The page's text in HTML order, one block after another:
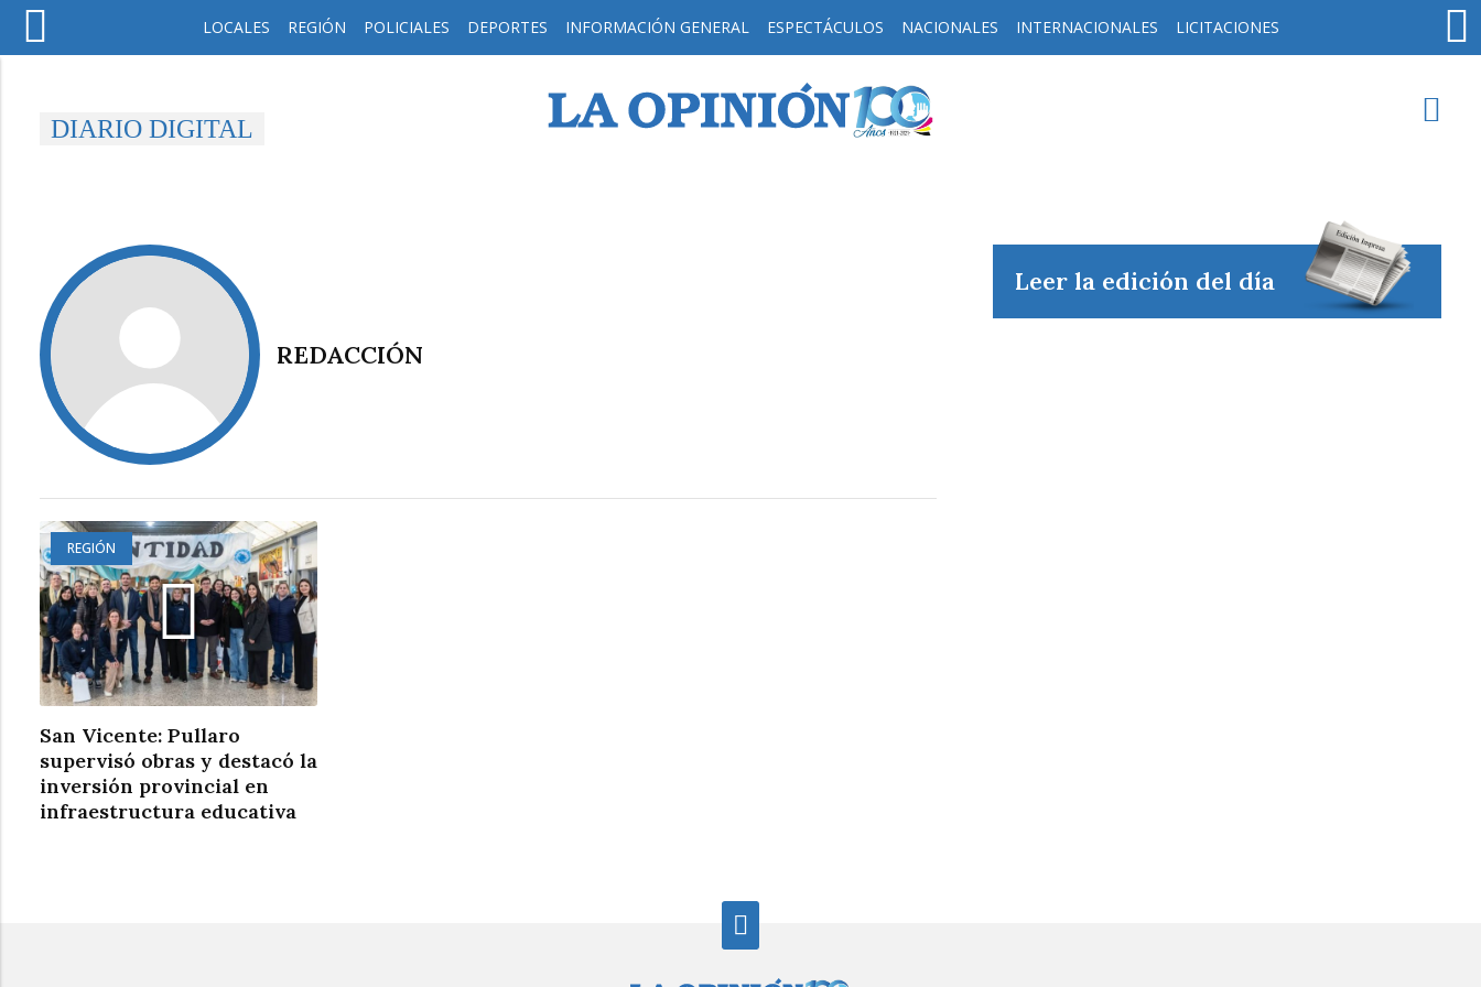
LOCALES REGIÓN POLICIALES DEPORTES INFORMACIÓN GENERAL ESPECTÁCULOS NACIONALES INTERNACIONALES LICITACIONES
DIARIO DIGITAL
Mín / Máx
Humedad
REDACCIÓN
REGIÓN
San Vicente: Pullaro
supervisó obras y destacó la
inversión provincial en
infraestructura educativa
Leer la edición del día